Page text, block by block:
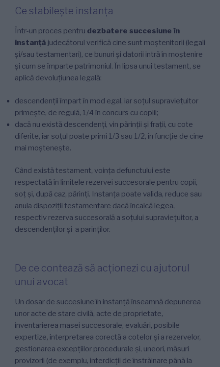
Ce stabilește instanța
Într-un proces pentru dezbatere succesiune în
instanță judecătorul verifică cine sunt moștenitorii (legali
și/sau testamentari), ce bunuri și datorii intră în moștenire
și cum se împarte patrimoniul. În lipsa unui testament, se
aplică devoluțiunea legală:
descendenții împart în mod egal, iar soțul supraviețuitor
primește, de regulă, 1/4 în concurs cu copiii;
dacă nu există descendenți, vin părinții și frații, cu cote
diferite, iar soțul poate primi 1/3 sau 1/2, în funcție de cine
mai moștenește.
Când există testament, voința defunctului este
respectată în limitele rezervei succesorale pentru copii,
soț și, după caz, părinți. Instanța poate valida, reduce sau
anula dispoziții testamentare dacă încalcă legea,
respectiv rezerva succesorală a soțului supraviețuitor, a
descendenților și a parinților.
De ce contează să acționezi cu ajutorul
unui avocat
Un dosar de succesiune în instanță înseamnă depunerea
unor acte de stare civilă, acte de proprietate,
inventarierea masei succesorale, evaluări, posibile
expertize, interpretarea corectă a cotelor și a rezervelor,
gestionarea excepțiilor procedurale și, uneori, măsuri
provizorii (de exemplu, interdicții de înstrăinare până la